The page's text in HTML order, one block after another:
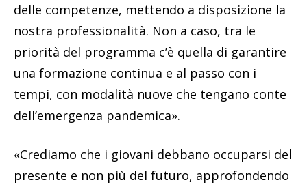
delle competenze, mettendo a disposizione la
nostra professionalità. Non a caso, tra le
priorità del programma c’è quella di garantire
una formazione continua e al passo con i
tempi, con modalità nuove che tengano conte
dell’emergenza pandemica».
«Crediamo che i giovani debbano occuparsi del
presente e non più del futuro, approfondendo